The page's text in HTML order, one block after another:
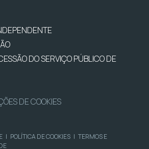
DO SERVIÇO PÚBLICO DE
DE COOKIES
| POLÍTICA DE COOKIES | TERMOS E